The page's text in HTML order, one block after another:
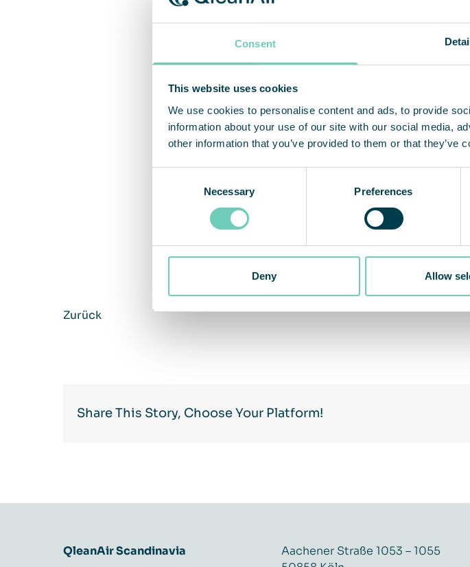
Consent
This website uses cookies
We use cookies to personalise content and ads, to provide
information about your use of our site with our social media,
other information that you’ve provided to them or that they’ve
Necessary Preferences
Deny Allow
Wie der Rest der Welt sind wir
Unsere Gedanken sind bei
Als Zeichen unserer
unterstützen.
Das UN-Flüchtlingshilfswerk
der letzten Woche verteilte die
Kleidung im ganzen Land.
UNICEF in der Ukraine
Zurück
Share This Story, Choose Your Platform!
QleanAir Scandinavia
Aachener Straße 1053 – 1055